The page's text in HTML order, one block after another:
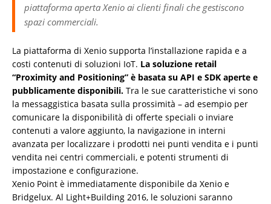
piattaforma aperta Xenio ai clienti finali che gestiscono
spazi commerciali.
La piattaforma di Xenio supporta l’installazione rapida e a
costi contenuti di soluzioni IoT. La soluzione retail
“Proximity and Positioning” è basata su API e SDK aperte e
pubblicamente disponibili. Tra le sue caratteristiche vi sono
la messaggistica basata sulla prossimità – ad esempio per
comunicare la disponibilità di offerte speciali o inviare
contenuti a valore aggiunto, la navigazione in interni
avanzata per localizzare i prodotti nei punti vendita e i punti
vendita nei centri commerciali, e potenti strumenti di
impostazione e configurazione.
Xenio Point è immediatamente disponibile da Xenio e
Bridgelux. Al Light+Building 2016, le soluzioni saranno